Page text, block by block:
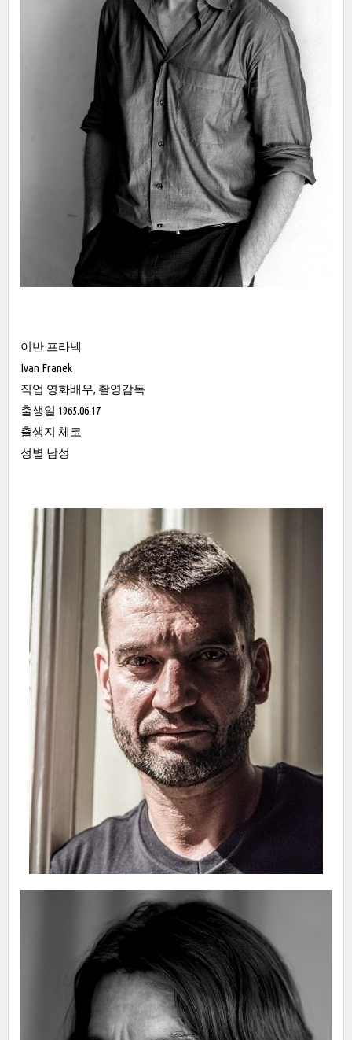
이반 프라넥
Ivan Franek
직업 영화배우, 촬영감독
출생일 1965.06.17
출생지 체코
성별 남성